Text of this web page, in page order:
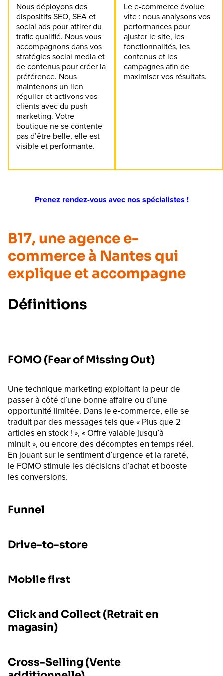
Nous déployons des
dispositifs SEO, SEA et
social ads pour attirer du
trafic qualifié. Nous vous
accompagnons dans vos
stratégies social media et
de contenus pour créer la
préférence. Nous
maintenons un lien
régulier et activons vos
clients avec du push
marketing. Votre
boutique ne se contente
pas d’être belle, elle est
visible et performante.
Le e-commerce évolue
vite : nous analysons vos
performances pour
ajuster le site, les
fonctionnalités, les
contenus et les
campagnes afin de
maximiser vos résultats.
Prenez rendez-vous avec nos spécialistes !
B17, une agence e-
commerce à Nantes qui
explique et accompagne
Définitions
FOMO (Fear of Missing Out)
Une technique marketing exploitant la peur de
passer à côté d’une bonne affaire ou d’une
opportunité limitée. Dans le e-commerce, elle se
traduit par des messages tels que « Plus que 2
articles en stock ! », « Offre valable jusqu’à
minuit », ou encore des décomptes en temps réel.
En jouant sur le sentiment d’urgence et la rareté,
le FOMO stimule les décisions d’achat et booste
les conversions.
Funnel
Drive-to-store
Mobile first
Click and Collect (Retrait en
magasin)
Cross-Selling (Vente